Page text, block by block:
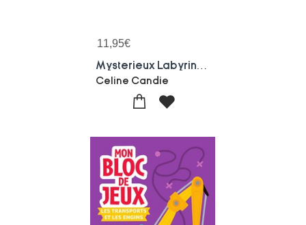
11,95€
Celine Candie